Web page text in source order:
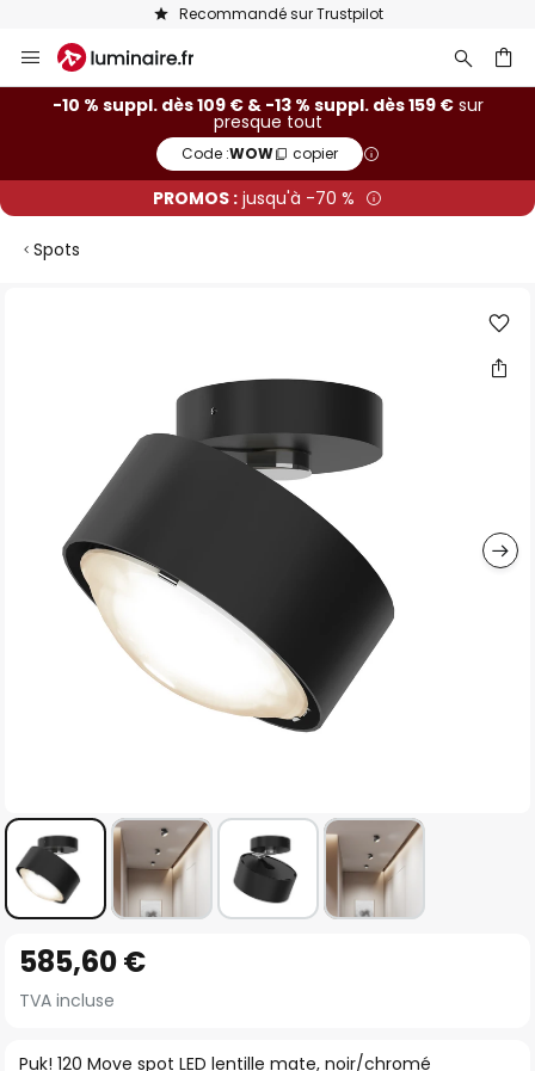
Recommandé sur Trustpilot
Allez
au
contenu
-10 % suppl. dès 109 € & -13 % suppl. dès 159 €sur
presque tout
Code :WOW copier
PROMOS : jusqu'à -70 %
Spots
to
the
ofPuk! 120 Move spot LED lentille mate, noir/chromé
585,60 €
TVA incluse